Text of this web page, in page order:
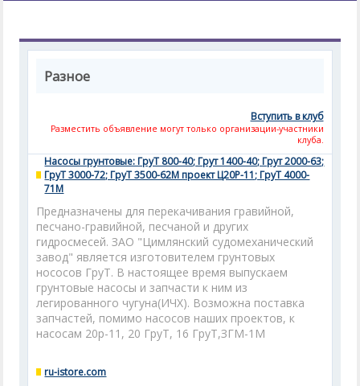
Разное
Вступить в клуб
Разместить объявление могут только организации-участники
клуба.
Насосы грунтовые: ГруТ 800-40; Грут 1400-40; Грут 2000-63;
ГруТ 3000-72; ГруТ 3500-62М проект Ц20Р-11; ГруТ 4000-
71М
Предназначены для перекачивания гравийной,
песчано-гравийной, песчаной и других
гидросмесей. ЗАО "Цимлянский судомеханический
завод" является изготовителем грунтовых
нососов ГруТ. В настоящее время выпускаем
грунтовые насосы и запчасти к ним из
легированного чугуна(ИЧХ). Возможна поставка
запчастей, помимо насосов наших проектов, к
насосам 20р-11, 20 ГруТ, 16 ГруТ,ЗГМ-1М
ru-istore.com